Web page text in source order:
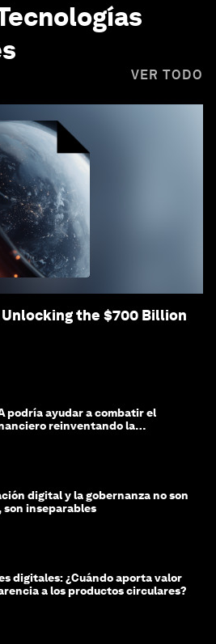
VER TODO
the $700 Billion
podría ayudar a combatir el
reinventando la
digital y la gobernanza no son
son inseparables
digitales: ¿Cuándo aporta valor
a los productos circulares?